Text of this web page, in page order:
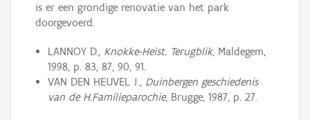
is er een grondige renovatie van het park
doorgevoerd.
LANNOY D., Knokke-Heist. Terugblik, Maldegem,
1998, p. 83, 87, 90, 91.
VAN DEN HEUVEL J., Duinbergen geschiedenis
van de H.Familieparochie, Brugge, 1987, p. 27.